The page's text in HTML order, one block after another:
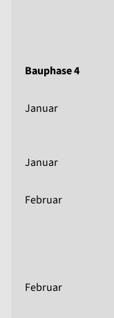
Bauphase 4
Januar
Januar
Februar
Februar